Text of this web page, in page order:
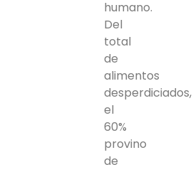
humano.
Del
total
de
alimentos
desperdiciados,
el
60%
provino
de